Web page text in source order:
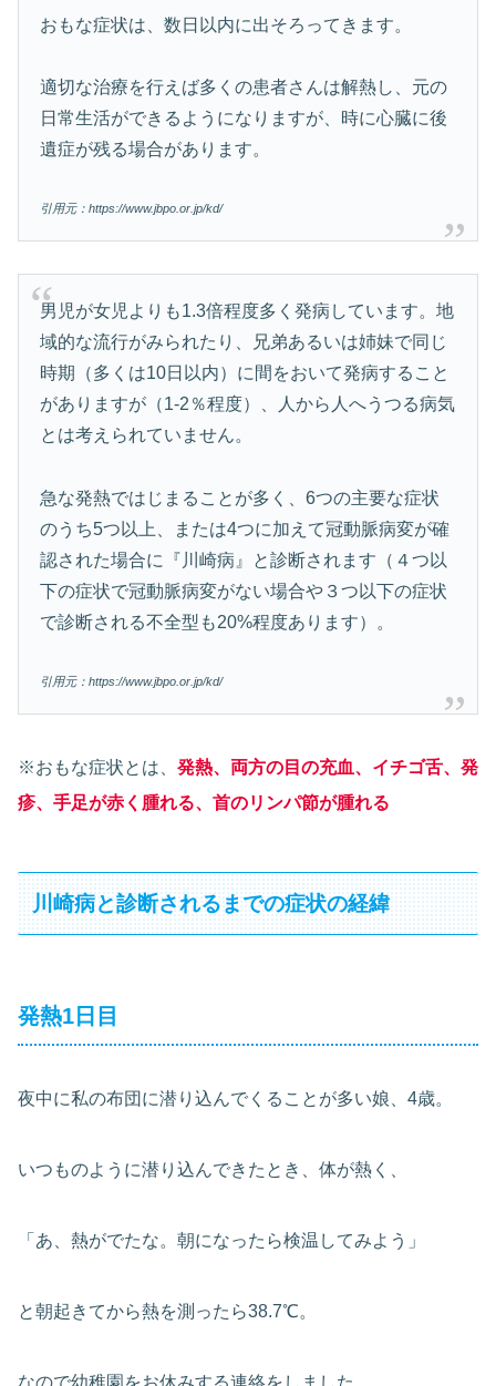
おもな症状は、数日以内に出そろってきます。
適切な治療を行えば多くの患者さんは解熱し、元の
日常生活ができるようになりますが、時に心臓に後
遺症が残る場合があります。
引用元：https://www.jbpo.or.jp/kd/
男児が女児よりも1.3倍程度多く発病しています。地
域的な流行がみられたり、兄弟あるいは姉妹で同じ
時期（多くは10日以内）に間をおいて発病すること
がありますが（1-2％程度）、人から人へうつる病気
とは考えられていません。
急な発熱ではじまることが多く、6つの主要な症状
のうち5つ以上、または4つに加えて冠動脈病変が確
認された場合に『川崎病』と診断されます（４つ以
下の症状で冠動脈病変がない場合や３つ以下の症状
で診断される不全型も20%程度あります）。
引用元：https://www.jbpo.or.jp/kd/
※おもな症状とは、 発熱、両方の目の充血、イチゴ舌、発
疹、手足が赤く腫れる、首のリンパ節が腫れる
川崎病と診断されるまでの症状の経緯
発熱1日目
夜中に私の布団に潜り込んでくることが多い娘、4歳。
いつものように潜り込んできたとき、体が熱く、
「あ、熱がでたな。朝になったら検温してみよう」
と朝起きてから熱を測ったら38.7℃。
なので幼稚園をお休みする連絡をしました。